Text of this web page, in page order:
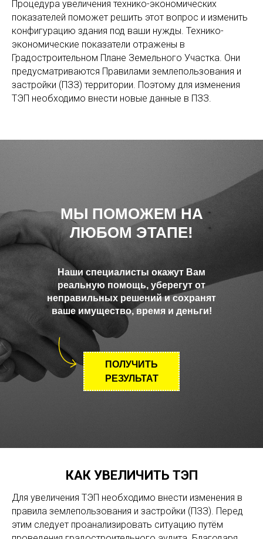
Процедура увеличения технико-экономических
показателей поможет решить этот вопрос и изменить
конфигурацию здания под ваши нужды. Технико-
экономические показатели отражены в
Градостроительном Плане Земельного Участка. Они
предусматриваются Правилами землепользования и
застройки (ПЗЗ) территории. Поэтому для изменения
ТЭП необходимо внести новые данные в ПЗЗ.
МЫ ПОМОЖЕМ НА
ЛЮБОМ ЭТАПЕ!
Наши специалисты окажут Вам
реальную помощь, уберегут от
неправильных решений и сохранят
ваше имущество, время и деньги!
ПОЛУЧИТЬ
РЕЗУЛЬТАТ
КАК УВЕЛИЧИТЬ ТЭП
Для увеличения ТЭП необходимо внести изменения в
правила землепользования и застройки (ПЗЗ). Перед
этим следует проанализировать ситуацию путём